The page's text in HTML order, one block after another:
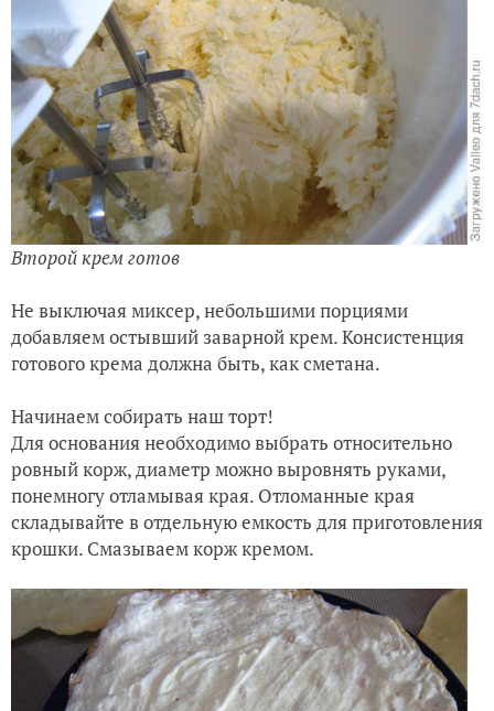
Добавляем сливочное масло и остужаем до холодного
(!) состояния. Здесь главное не торопиться, крем
должен быть полностью остывшим. Можно его
приготовить заранее до коржей и убрать в
холодильник.
Готовимвторой крем.
Я это делаю в миксере. В чашу выкладываем масло,
включаем миксер и небольшими порциями вливаем
минут до «гребешков».